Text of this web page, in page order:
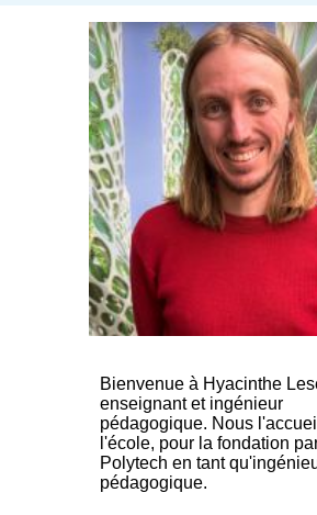
Bienvenue à Hyacinthe
enseignant et ingénieur
pédagogique. Nous
l'école, pour la fondation
Polytech en tant
pédagogique.